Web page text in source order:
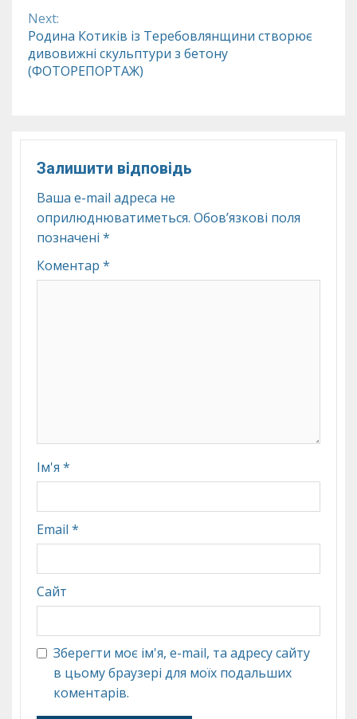
Reading
Next:
Родина Котиків із Теребовлянщини створює
дивовижні скульптури з бетону
(ФОТОРЕПОРТАЖ)
Залишити відповідь
Ваша e-mail адреса не
оприлюднюватиметься. Обов’язкові поля
позначені *
Коментар *
Ім'я *
Email *
Сайт
Зберегти моє ім'я, e-mail, та адресу сайту
в цьому браузері для моїх подальших
коментарів.